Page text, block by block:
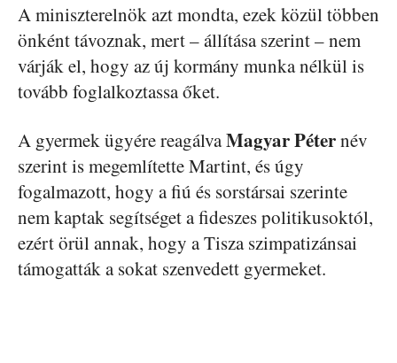
A miniszterelnök azt mondta, ezek közül többen
önként távoznak, mert – állítása szerint – nem
várják el, hogy az új kormány munka nélkül is
tovább foglalkoztassa őket.
A gyermek ügyére reagálvaMagyar Péternév
szerint is megemlítette Martint, és úgy
fogalmazott, hogy a fiú és sorstársai szerinte
nem kaptak segítséget a fideszes politikusoktól,
ezért örül annak, hogy a Tisza szimpatizánsai
támogatták a sokat szenvedett gyermeket.